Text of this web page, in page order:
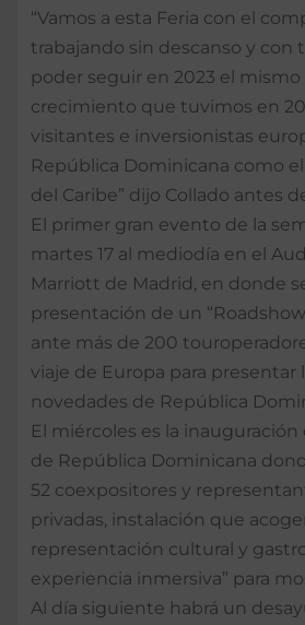
“Vamos a esta Feria con el
trabajando sin descanso y con
poder seguir en 2023 el
crecimiento que tuvimos en
visitantes e inversionistas
República Dominicana como
del Caribe” dijo Collado antes
El primer gran evento de la
martes 17 al mediodía en el
Marriott de Madrid, en donde
presentación de un
ante más de 200
viaje de Europa para presentar
novedades de República
El miércoles es la
de República Dominicana
52 coexpositores y
privadas, instalación que
representación cultural y
experiencia inmersiva” para
Al día siguiente habrá un